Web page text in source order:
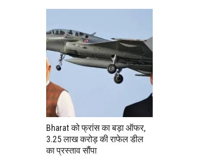
Bharat को फ्रांस का बड़ा ऑफर,
3.25 लाख करोड़ की राफेल डील
का प्रस्ताव सौंपा